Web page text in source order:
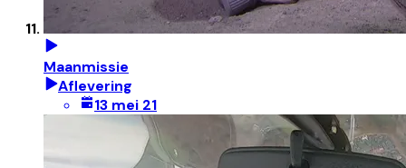
Maanmissie
Aflevering
13 mei 21